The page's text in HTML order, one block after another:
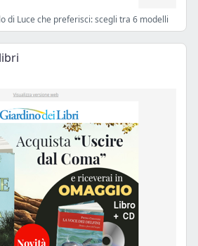
di Luce che preferisci: scegli tra 6 modelli